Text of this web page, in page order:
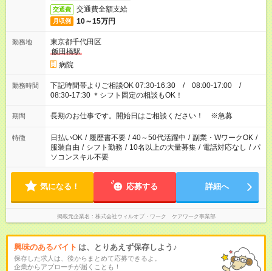
交通費 交通費全額支給
月収例 10～15万円
勤務地
東京都千代田区
飯田橋駅
病院
勤務時間
下記時間帯よりご相談OK 07:30-16:30 / 08:00-17:00 /
08:30-17:30 ＊シフト固定の相談もOK！
期間 長期のお仕事です。開始日はご相談ください！ ※急募
特徴 日払いOK / 履歴書不要 / 40～50代活躍中 / 副業・WワークOK /
服装自由 / シフト勤務 / 10名以上の大量募集 / 電話対応なし / パ
ソコンスキル不要
気になる！ 応募する 詳細へ
掲載元企業名 株式会社ウィルオブ・ワーク ケアワーク事業部
興味のあるバイト は、とりあえず保存しよう♪
保存した求人は、後からまとめて応募できるよ。
企業からアプローチが届くことも！